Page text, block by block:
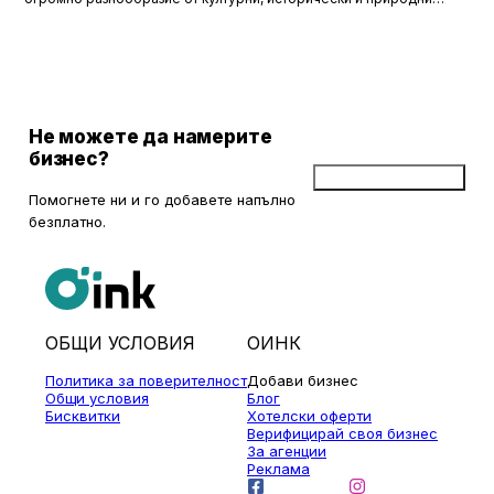
Не можете да намерите
бизнес?
Помогнете ни и го добавете напълно
безплатно.
ОБЩИ УСЛОВИЯ
Политика за поверителност
Общи условия
Бисквитки
ОИНК
Добави бизнес
Блог
Хотелски оферти
Верифицирай своя бизнес
За агенции
Реклама